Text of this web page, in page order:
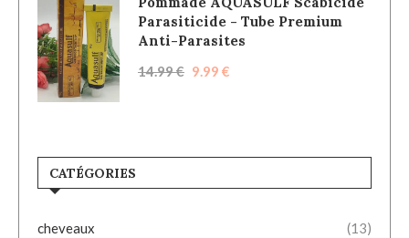
Parasiticide - Tube Premium
Anti-Parasites
14.99€ 9.99 €
CATÉGORIES
cheveaux (13)